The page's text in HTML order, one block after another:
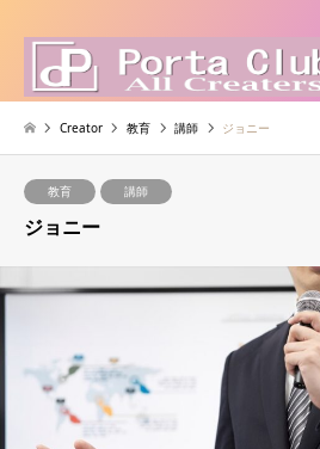
Creator 教育 講師 ジョニー
教育 講師
ジョニー